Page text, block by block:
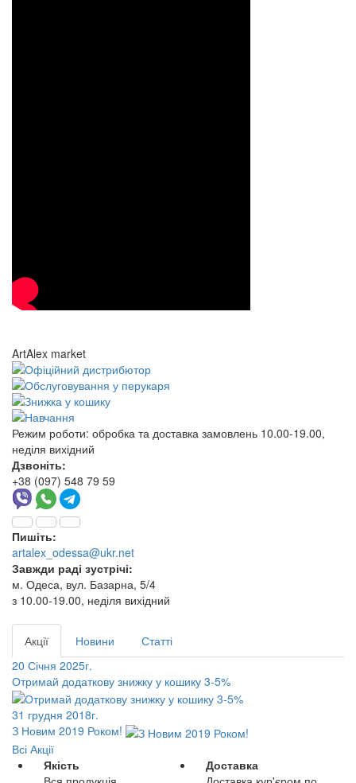
ArtAlex market
Режим роботи: обробка та доставка замовлень 10.00-19.00,
неділя вихідний
Дзвоніть:
+38 (097) 548 79 59
Пишіть:
artalex_odessa@ukr.net
Завжди раді зустрічі:
м. Одеса, вул. Базарна, 5/4
з 10.00-19.00, неділя вихідний
Акції Новини
Статті
20 Січня 2025г.
Отримай додаткову знижку у кошику 3-5%
31 грудня 2018г.
З Новим 2019 Роком!
Всі Акції
Якість
Доставка